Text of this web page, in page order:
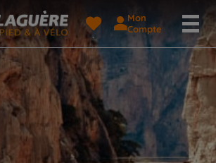
Mon
Compte